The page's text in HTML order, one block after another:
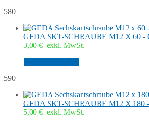
580
GEDA SKT-SCHRAUBE M12 X 60 -
3,00 € exkl. MwSt.
590
GEDA SKT-SCHRAUBE M12 X 180
5,00 € exkl. MwSt.